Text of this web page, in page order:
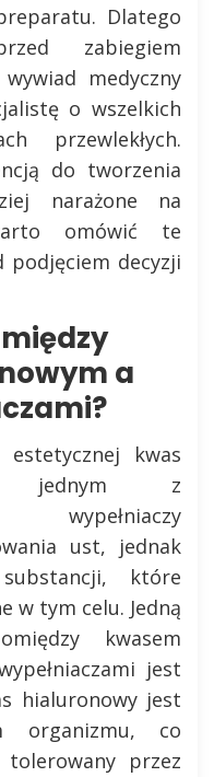
Dlatego
zabiegiem
medyczny
o wszelkich
przewlekłych.
do tworzenia
narażone na
omówić te
podjęciem decyzji
a
kwas
jednym z
wypełniaczy
ust, jednak
które
w tym celu. Jedną
kwasem
jest
hialuronowy jest
organizmu, co
przez